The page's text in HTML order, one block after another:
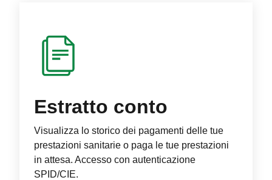
Estratto conto
Visualizza lo storico dei pagamenti delle tue
prestazioni sanitarie o paga le tue prestazioni
in attesa. Accesso con autenticazione
SPID/CIE.